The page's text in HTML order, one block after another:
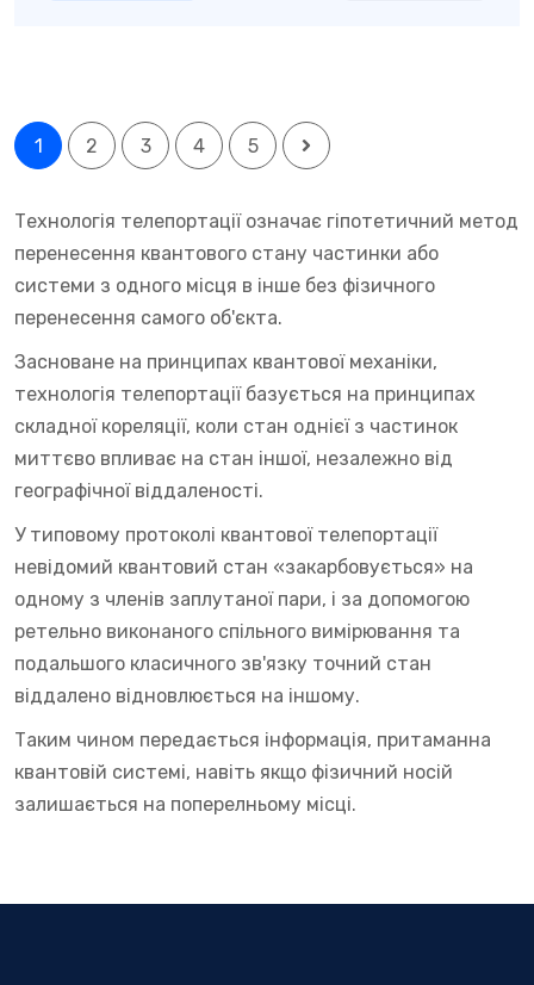
1 2 3 4 5
Технологія телепортації означає гіпотетичний метод
перенесення квантового стану частинки або
системи з одного місця в інше без фізичного
перенесення самого об'єкта.
Засноване на принципах квантової механіки,
технологія телепортації базується на принципах
складної кореляції, коли стан однієї з частинок
миттєво впливає на стан іншої, незалежно від
географічної віддаленості.
У типовому протоколі квантової телепортації
невідомий квантовий стан «закарбовується» на
одному з членів заплутаної пари, і за допомогою
ретельно виконаного спільного вимірювання та
подальшого класичного зв'язку точний стан
віддалено відновлюється на іншому.
Таким чином передається інформація, притаманна
квантовій системі, навіть якщо фізичний носій
залишається на поперелньому місці.